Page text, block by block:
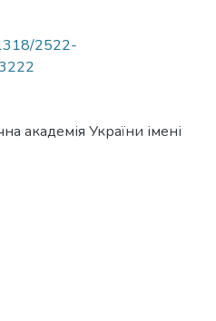
2522-
академія України імені